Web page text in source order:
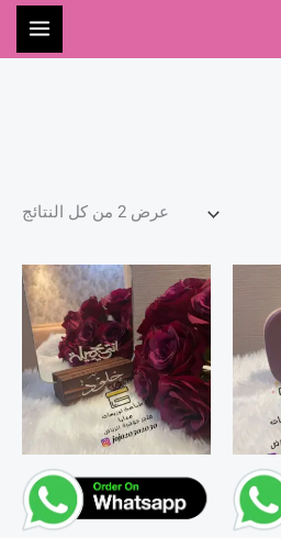
عرض ⁦2⁩ من كل النتائج